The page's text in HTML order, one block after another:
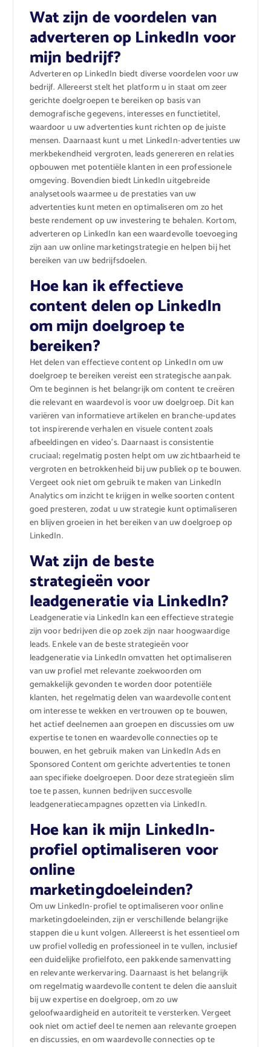
Wat zijn de voordelen van
adverteren op LinkedIn voor
mijn bedrijf?
Adverteren op LinkedIn biedt diverse voordelen voor uw
bedrijf. Allereerst stelt het platform u in staat om zeer
gerichte doelgroepen te bereiken op basis van
demografische gegevens, interesses en functietitel,
waardoor u uw advertenties kunt richten op de juiste
mensen. Daarnaast kunt u met LinkedIn-advertenties uw
merkbekendheid vergroten, leads genereren en relaties
opbouwen met potentiële klanten in een professionele
omgeving. Bovendien biedt LinkedIn uitgebreide
analysetools waarmee u de prestaties van uw
advertenties kunt meten en optimaliseren om zo het
beste rendement op uw investering te behalen. Kortom,
adverteren op LinkedIn kan een waardevolle toevoeging
zijn aan uw online marketingstrategie en helpen bij het
bereiken van uw bedrijfsdoelen.
Hoe kan ik effectieve
content delen op LinkedIn
om mijn doelgroep te
bereiken?
Het delen van effectieve content op LinkedIn om uw
doelgroep te bereiken vereist een strategische aanpak.
Om te beginnen is het belangrijk om content te creëren
die relevant en waardevol is voor uw doelgroep. Dit kan
variëren van informatieve artikelen en branche-updates
tot inspirerende verhalen en visuele content zoals
afbeeldingen en video’s. Daarnaast is consistentie
cruciaal; regelmatig posten helpt om uw zichtbaarheid te
vergroten en betrokkenheid bij uw publiek op te bouwen.
Vergeet ook niet om gebruik te maken van LinkedIn
Analytics om inzicht te krijgen in welke soorten content
goed presteren, zodat u uw strategie kunt optimaliseren
en blijven groeien in het bereiken van uw doelgroep op
LinkedIn.
Wat zijn de beste
strategieën voor
leadgeneratie via LinkedIn?
Leadgeneratie via LinkedIn kan een effectieve strategie
zijn voor bedrijven die op zoek zijn naar hoogwaardige
leads. Enkele van de beste strategieën voor
leadgeneratie via LinkedIn omvatten het optimaliseren
van uw profiel met relevante zoekwoorden om
gemakkelijk gevonden te worden door potentiële
klanten, het regelmatig delen van waardevolle content
om interesse te wekken en vertrouwen op te bouwen,
het actief deelnemen aan groepen en discussies om uw
expertise te tonen en waardevolle connecties op te
bouwen, en het gebruik maken van LinkedIn Ads en
Sponsored Content om gerichte advertenties te tonen
aan specifieke doelgroepen. Door deze strategieën slim
toe te passen, kunnen bedrijven succesvolle
leadgeneratiecampagnes opzetten via LinkedIn.
Hoe kan ik mijn LinkedIn-
profiel optimaliseren voor
online
marketingdoeleinden?
Om uw LinkedIn-profiel te optimaliseren voor online
marketingdoeleinden, zijn er verschillende belangrijke
stappen die u kunt volgen. Allereerst is het essentieel om
uw profiel volledig en professioneel in te vullen, inclusief
een duidelijke profielfoto, een pakkende samenvatting
en relevante werkervaring. Daarnaast is het belangrijk
om regelmatig waardevolle content te delen die aansluit
bij uw expertise en doelgroep, om zo uw
geloofwaardigheid en autoriteit te versterken. Vergeet
ook niet om actief deel te nemen aan relevante groepen
en discussies, en om waardevolle connecties op te